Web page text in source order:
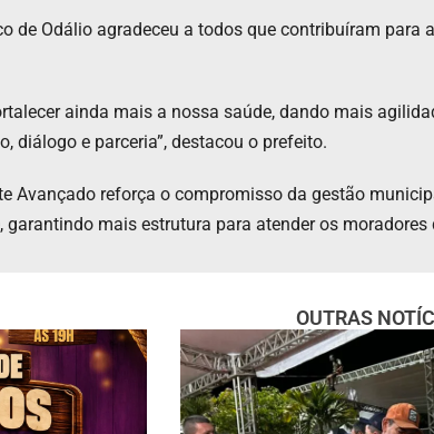
de Odálio agradeceu a todos que contribuíram
ainda mais a nossa saúde, dando mais
diálogo e parceria”, destacou o prefeito.
Avançado reforça o compromisso da gestão
garantindo mais estrutura para atender os
OUTRAS